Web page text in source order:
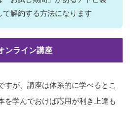
て解約する方法になります
ンライン講座
すが、講座は体系的に学べるとこ
を学んでおけば応用が利き上達も